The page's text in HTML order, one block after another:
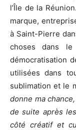
l’Île de la
marque,
à Saint-Pierre
choses dans
démocratisation
utilisées dans
sublimation et le
donne ma
de suite après
côté créatif et